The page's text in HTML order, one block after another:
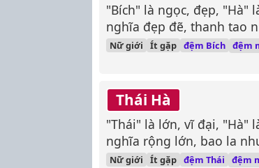
"Bích" là ngọc, đẹp, "Hà"
nghĩa đẹp đẽ, thanh tao
Nữ giới Ít gặp đệm Bích đệm
Thái Hà
"Thái" là lớn, vĩ đại, "Hà"
nghĩa rộng lớn, bao la
Nữ giới Ít gặp đệm Thái đệm